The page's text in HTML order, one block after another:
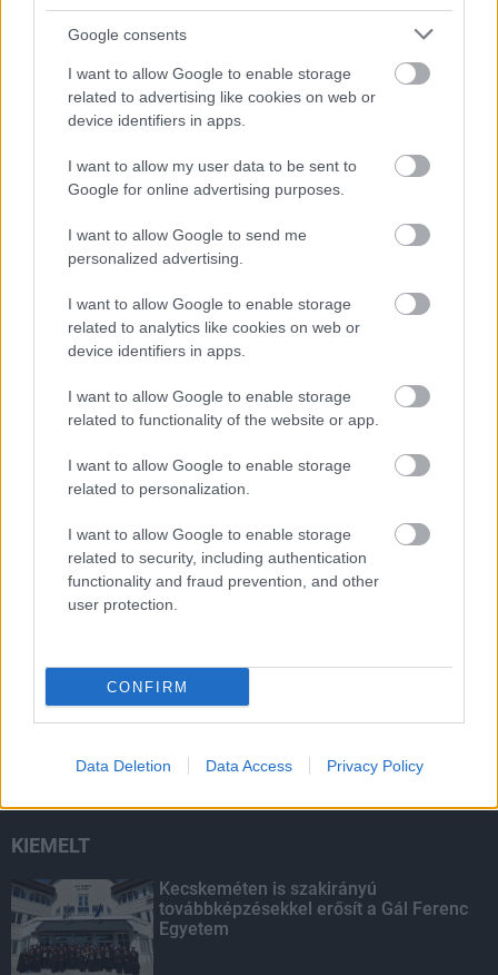
Google consents
I want to allow Google to enable storage
related to advertising like cookies on web or
device identifiers in apps.
I want to allow my user data to be sent to
Google for online advertising purposes.
I want to allow Google to send me
personalized advertising.
I want to allow Google to enable storage
related to analytics like cookies on web or
device identifiers in apps.
I want to allow Google to enable storage
related to functionality of the website or app.
I want to allow Google to enable storage
related to personalization.
I want to allow Google to enable storage
related to security, including authentication
functionality and fraud prevention, and other
user protection.
CONFIRM
Data Deletion Data Access Privacy Policy
termeléssel tehermentesíti a
villamosenergia-rendszert a STRABAG
HIRDETÉS
HIRDETÉS
HIRDETÉS
LEGOLVASOTTABB
Látlelet a hazai víziközművekről?
Egyetlen, fél évszázados vezetéken
múlt Bicske vízellátása
Egyhetes országos ellenőrzést tart a
rendőrség a utakon
Amire többmillióan vártunk: szombattól
másodfokúra csökken a riasztás
KIEMELT
Kecskeméten is szakirányú
továbbképzésekkel erősít a Gál Ferenc
Egyetem